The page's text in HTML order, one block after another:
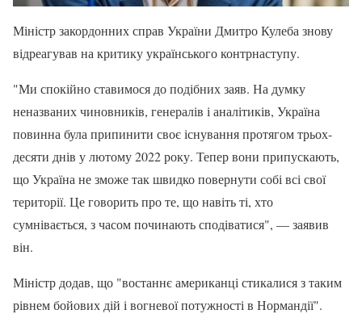
Міністр закордонних справ України Дмитро Кулеба знову
відреагував на критику українського контрнаступу.
"Ми спокійно ставимося до подібних заяв. На думку
неназваних чиновників, генералів і аналітиків, Україна
повинна була припинити своє існування протягом трьох-
десяти днів у лютому 2022 року. Тепер вони припускають,
що Україна не зможе так швидко повернути собі всі свої
території. Це говорить про те, що навіть ті, хто
сумнівається, з часом починають сподіватися", — заявив
він.
Міністр додав, що "востаннє американці стикалися з таким
рівнем бойових дій і вогневої потужності в Нормандії".